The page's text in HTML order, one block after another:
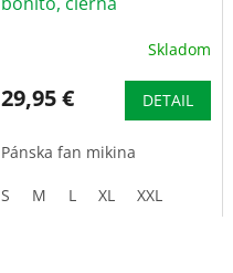
produktu
z
hviezdičiek.
Skladom
29,95 € DETAIL
Pánska fan mikina
S M L XL XXL